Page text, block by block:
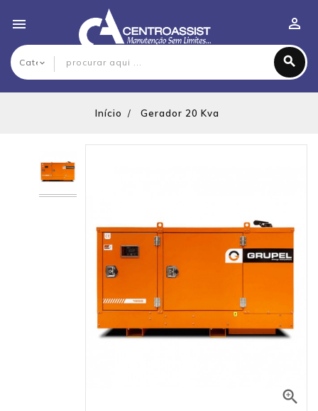

Início Gerador 20 Kva
